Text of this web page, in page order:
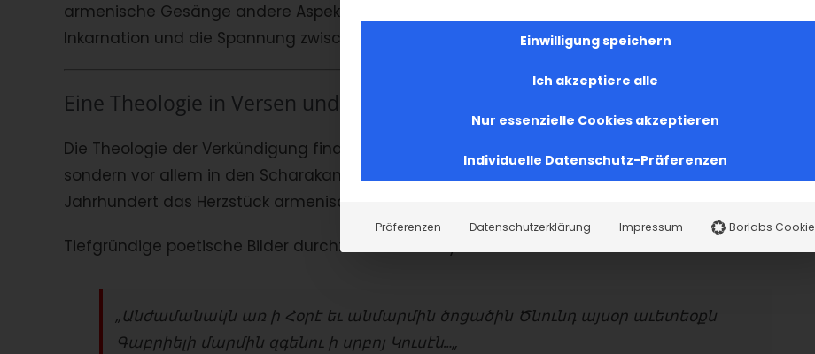
armenische Gesänge andere Aspekte in den Vordergrund: die kosmische Bedeutung der
Inkarnation und die Spannung zwischen dem Göttlichen und dem Menschlichen.
Eine Theologie in Versen und Farben
Die Theologie der Verkündigung findet ihren Ausdruck nicht nur in theologischen Abhandlungen,
sondern vor allem in den Scharakans – jenen liturgischen Gesängen, die seit dem 5.
Jahrhundert das Herzstück armenischer Gottesdienste bilden.
Tiefgründige poetische Bilder durchziehen diese Hymnen:
„Անժամանակն առ ի Հօրէ եւ անմարմին ծոցածին Ծնունդ այսօր աւետեօքն
Գաբրիելի մարմին զգենու ի սրբոյ Կուսէն…„
Einwilligung speichern
Ich akzeptiere alle
Nur essenzielle Cookies akzeptieren
Individuelle Datenschutz-Präferenzen
Präferenzen Datenschutzerklärung Impressum Borlabs Cookie